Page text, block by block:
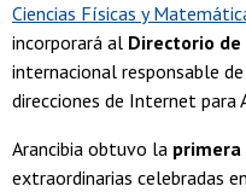
Ciencias Físicas y
incorporará al Directorio de
internacional responsable
direcciones de Internet para
Arancibia obtuvo la
extraordinarias celebradas